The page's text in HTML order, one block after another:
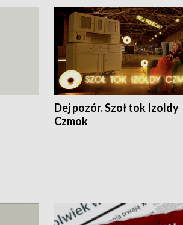
Dej pozór. Szoł tok Izoldy
Czmok